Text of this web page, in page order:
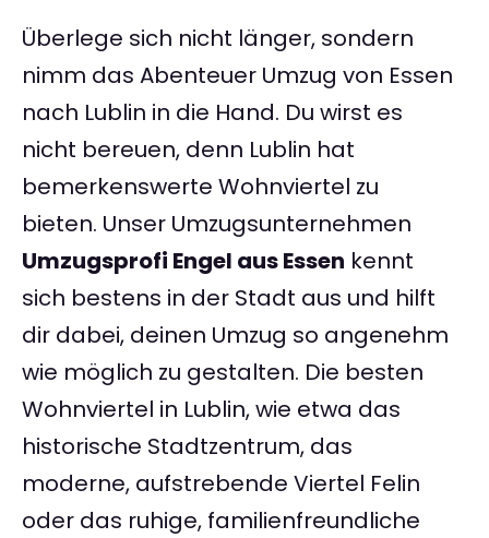
Überlege sich nicht länger, sondern
nimm das Abenteuer Umzug von Essen
nach Lublin in die Hand. Du wirst es
nicht bereuen, denn Lublin hat
bemerkenswerte Wohnviertel zu
bieten. Unser Umzugsunternehmen
Umzugsprofi Engel aus Essen kennt
sich bestens in der Stadt aus und hilft
dir dabei, deinen Umzug so angenehm
wie möglich zu gestalten. Die besten
Wohnviertel in Lublin, wie etwa das
historische Stadtzentrum, das
moderne, aufstrebende Viertel Felin
oder das ruhige, familienfreundliche